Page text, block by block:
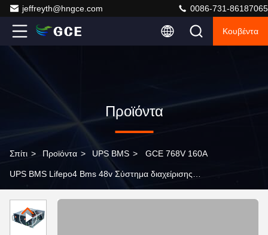
jeffreyth@hngce.com 0086-731-86187065
Κουβέντα
Προϊόντα
Σπίτι > Προϊόντα > UPS BMS > GCE 768V 160A
UPS BMS Lifepo4 Bms 48v Σύστημα διαχείρισης